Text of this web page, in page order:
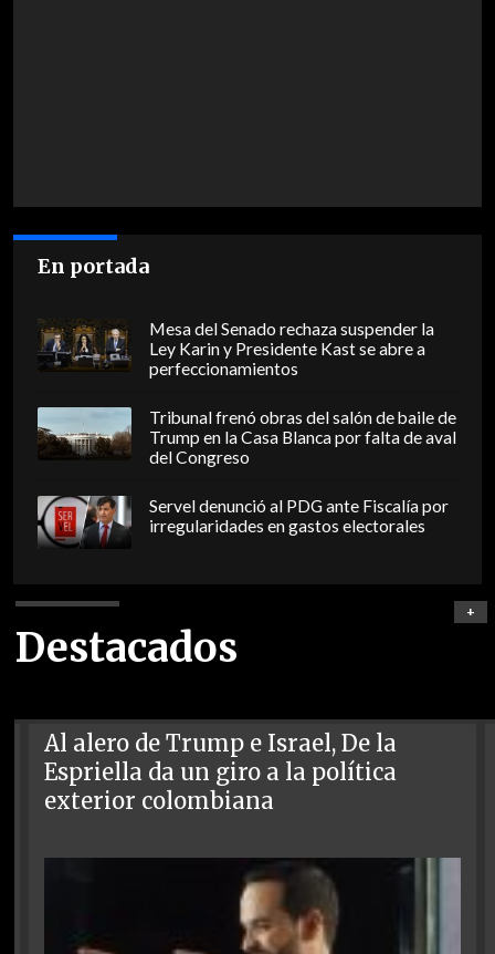
En portada
Mesa del Senado rechaza suspender la
Ley Karin y Presidente Kast se abre a
perfeccionamientos
Tribunal frenó obras del salón de baile de
Trump en la Casa Blanca por falta de aval
del Congreso
Servel denunció al PDG ante Fiscalía por
irregularidades en gastos electorales
Destacados
+
Al alero de Trump e Israel, De la
Espriella da un giro a la política
exterior colombiana